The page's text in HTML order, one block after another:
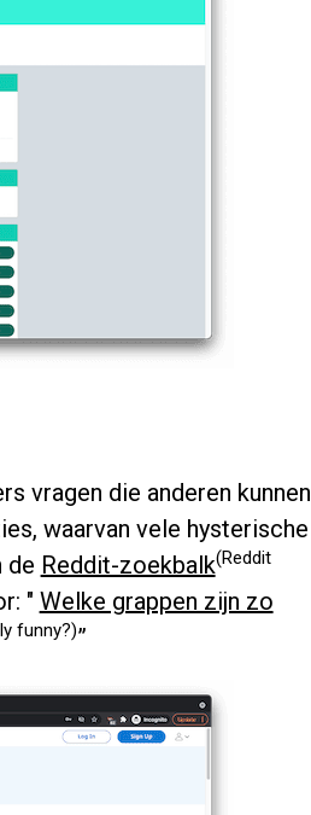
vragen die anderen kunnen
waarvan vele hysterische
de Reddit-zoekbalk(Reddit
" Welke grappen zijn zo
funny?)”